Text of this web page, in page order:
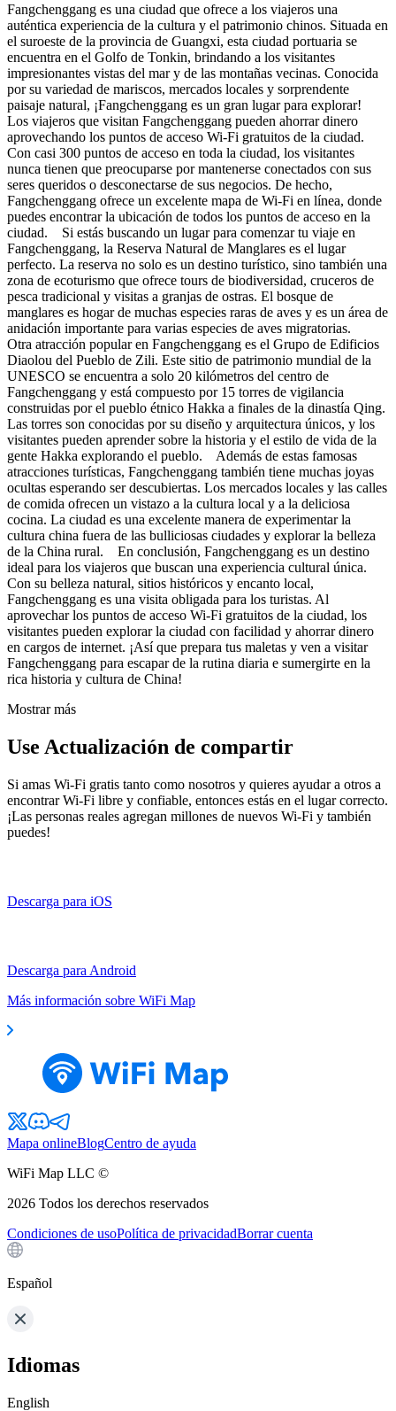
Fangchenggang es una ciudad que ofrece a los viajeros una
auténtica experiencia de la cultura y el patrimonio chinos. Situada en
el suroeste de la provincia de Guangxi, esta ciudad portuaria se
encuentra en el Golfo de Tonkin, brindando a los visitantes
impresionantes vistas del mar y de las montañas vecinas. Conocida
por su variedad de mariscos, mercados locales y sorprendente
paisaje natural, ¡Fangchenggang es un gran lugar para explorar!
Los viajeros que visitan Fangchenggang pueden ahorrar dinero
aprovechando los puntos de acceso Wi-Fi gratuitos de la ciudad.
Con casi 300 puntos de acceso en toda la ciudad, los visitantes
nunca tienen que preocuparse por mantenerse conectados con sus
seres queridos o desconectarse de sus negocios. De hecho,
Fangchenggang ofrece un excelente mapa de Wi-Fi en línea, donde
puedes encontrar la ubicación de todos los puntos de acceso en la
ciudad. Si estás buscando un lugar para comenzar tu viaje en
Fangchenggang, la Reserva Natural de Manglares es el lugar
perfecto. La reserva no solo es un destino turístico, sino también una
zona de ecoturismo que ofrece tours de biodiversidad, cruceros de
pesca tradicional y visitas a granjas de ostras. El bosque de
manglares es hogar de muchas especies raras de aves y es un área de
anidación importante para varias especies de aves migratorias.
Otra atracción popular en Fangchenggang es el Grupo de Edificios
Diaolou del Pueblo de Zili. Este sitio de patrimonio mundial de la
UNESCO se encuentra a solo 20 kilómetros del centro de
Fangchenggang y está compuesto por 15 torres de vigilancia
construidas por el pueblo étnico Hakka a finales de la dinastía Qing.
Las torres son conocidas por su diseño y arquitectura únicos, y los
visitantes pueden aprender sobre la historia y el estilo de vida de la
gente Hakka explorando el pueblo. Además de estas famosas
atracciones turísticas, Fangchenggang también tiene muchas joyas
ocultas esperando ser descubiertas. Los mercados locales y las calles
de comida ofrecen un vistazo a la cultura local y a la deliciosa
cocina. La ciudad es una excelente manera de experimentar la
cultura china fuera de las bulliciosas ciudades y explorar la belleza
de la China rural. En conclusión, Fangchenggang es un destino
ideal para los viajeros que buscan una experiencia cultural única.
Con su belleza natural, sitios históricos y encanto local,
Fangchenggang es una visita obligada para los turistas. Al
aprovechar los puntos de acceso Wi-Fi gratuitos de la ciudad, los
visitantes pueden explorar la ciudad con facilidad y ahorrar dinero
en cargos de internet. ¡Así que prepara tus maletas y ven a visitar
Fangchenggang para escapar de la rutina diaria e sumergirte en la
rica historia y cultura de China!
Mostrar más
Use Actualización de compartir
Si amas Wi-Fi gratis tanto como nosotros y quieres ayudar a otros a
encontrar Wi-Fi libre y confiable, entonces estás en el lugar correcto.
¡Las personas reales agregan millones de nuevos Wi-Fi y también
puedes!
Descarga para iOS
Descarga para Android
Más información sobre WiFi Map
Mapa onlineBlogCentro de ayuda
WiFi Map LLC ©
2026 Todos los derechos reservados
Condiciones de usoPolítica de privacidadBorrar cuenta
Español
Idiomas
English